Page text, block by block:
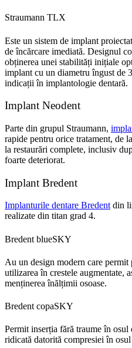
Straumann TLX
Este un sistem de implant
de încărcare imediată. Designul
obținerea unei stabilități inițiale
implant cu un diametru îngust de
indicații în implantologie dentară.
Implant Neodent
Parte din grupul Straumann,
rapide pentru orice tratament, de
la restaurări complete, inclusiv
foarte deteriorat.
Implant Bredent
Implanturile dentare Bredentdin
realizate din titan grad 4.
Bredent blueSKY
Au un design modern care permit
utilizarea în crestele augmentate,
menținerea înălțimii osoase.
Bredent copaSKY
Permit inserția fără traume în
ridicată datorită compresiei în